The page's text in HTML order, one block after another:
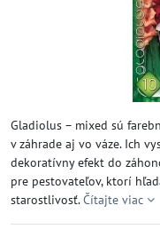
Gladiolus – mixed sú
v záhrade aj vo váze. Ich
dekoratívny efekt do
pre pestovateľov, ktorí
starostlivosť.Čítajte viac